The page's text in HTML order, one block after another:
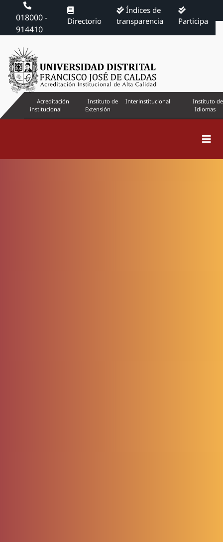
018000 -
914410
Directorio
Índices de
transparencia
Participa
Acreditación
institucional
Instituto de
Extensión
Interinstitucional
Instituto de
Idiomas